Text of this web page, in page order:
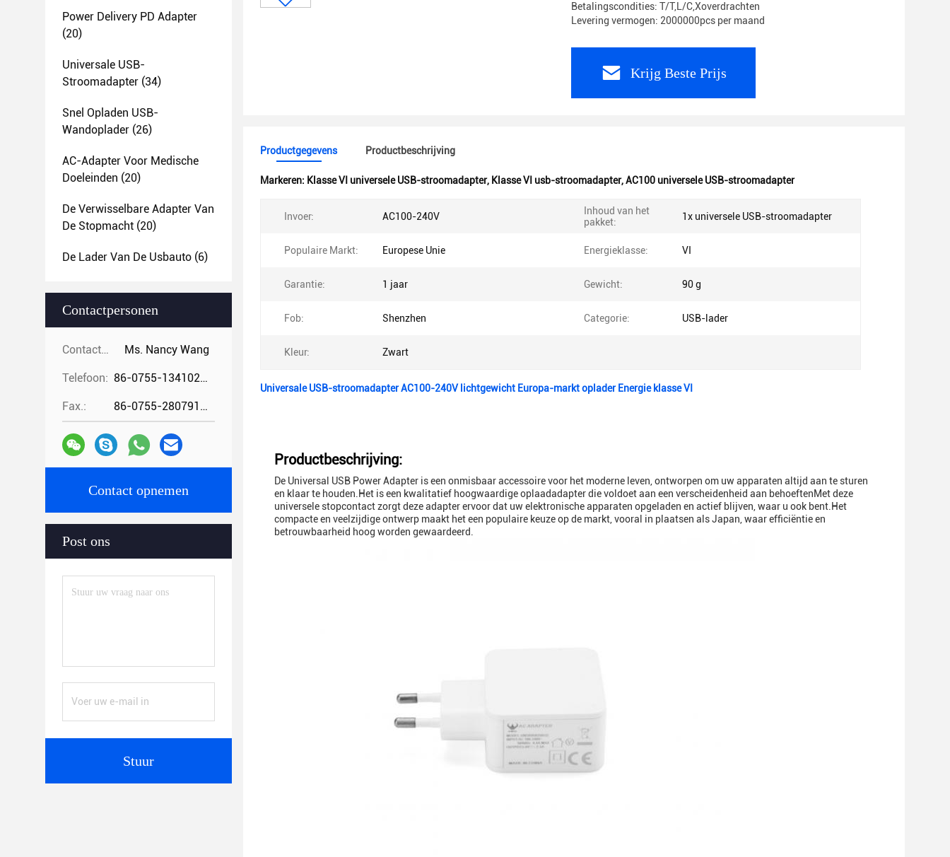
Power Delivery PD Adapter
(20)
Universale USB-
Stroomadapter (34)
Snel Opladen USB-
Wandoplader (26)
AC-Adapter Voor Medische
Doeleinden (20)
De Verwisselbare Adapter Van
De Stopmacht (20)
De Lader Van De Usbauto (6)
Contactpersonen
Contactpersonen: Ms. Nancy Wang
Telefoon: 86-0755-13410274294
Fax.: 86-0755-28079166
Contact opnemen
Post ons
Stuur
Betalingscondities: T/T,L/C,Xoverdrachten
Levering vermogen: 2000000pcs per maand
Krijg Beste Prijs
Productgegevens Productbeschrijving
Markeren: Klasse VI universele USB-stroomadapter, Klasse VI usb-stroomadapter,AC100 universele USB-stroomadapter
Invoer: AC100-240V
Inhoud van het
pakket:
1x universele USB-stroomadapter
Populaire Markt: Europese Unie Energieklasse: VI
Garantie: 1 jaar Gewicht: 90 g
Fob: Shenzhen Categorie: USB-lader
Kleur: Zwart
Universale USB-stroomadapter AC100-240V lichtgewicht Europa-markt oplader Energie klasse VI
Productbeschrijving:
De Universal USB Power Adapter is een onmisbaar accessoire voor het moderne leven, ontworpen om uw apparaten altijd aan te sturen
en klaar te houden.Het is een kwalitatief hoogwaardige oplaadadapter die voldoet aan een verscheidenheid aan behoeftenMet deze
universele stopcontact zorgt deze adapter ervoor dat uw elektronische apparaten opgeladen en actief blijven, waar u ook bent.Het
compacte en veelzijdige ontwerp maakt het een populaire keuze op de markt, vooral in plaatsen als Japan, waar efficiëntie en
betrouwbaarheid hoog worden gewaardeerd.